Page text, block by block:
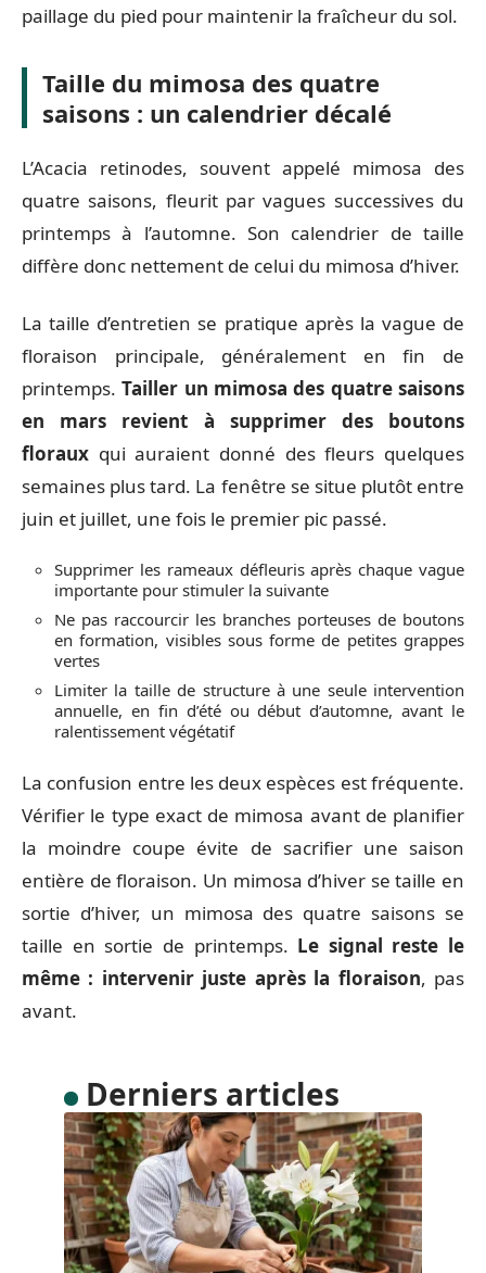
paillage du pied pour maintenir la fraîcheur du sol.
Taille du mimosa des quatre
saisons : un calendrier décalé
L’Acacia retinodes, souvent appelé mimosa des
quatre saisons, fleurit par vagues successives du
printemps à l’automne. Son calendrier de taille
diffère donc nettement de celui du mimosa d’hiver.
La taille d’entretien se pratique après la vague de
floraison principale, généralement en fin de
printemps.Tailler un mimosa des quatre saisons
en mars revient à supprimer des boutons
floraux qui auraient donné des fleurs quelques
semaines plus tard. La fenêtre se situe plutôt entre
juin et juillet, une fois le premier pic passé.
Supprimer les rameaux défleuris après chaque vague
importante pour stimuler la suivante
Ne pas raccourcir les branches porteuses de boutons
en formation, visibles sous forme de petites grappes
vertes
Limiter la taille de structure à une seule intervention
annuelle, en fin d’été ou début d’automne, avant le
ralentissement végétatif
La confusion entre les deux espèces est fréquente.
Vérifier le type exact de mimosa avant de planifier
la moindre coupe évite de sacrifier une saison
entière de floraison. Un mimosa d’hiver se taille en
sortie d’hiver, un mimosa des quatre saisons se
taille en sortie de printemps. Le signal reste le
même : intervenir juste après la floraison, pas
avant.
Derniers articles